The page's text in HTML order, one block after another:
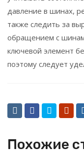
давление в шинах,
также следить за
обращением с
ключевой элемент
поэтому следует
Похожие